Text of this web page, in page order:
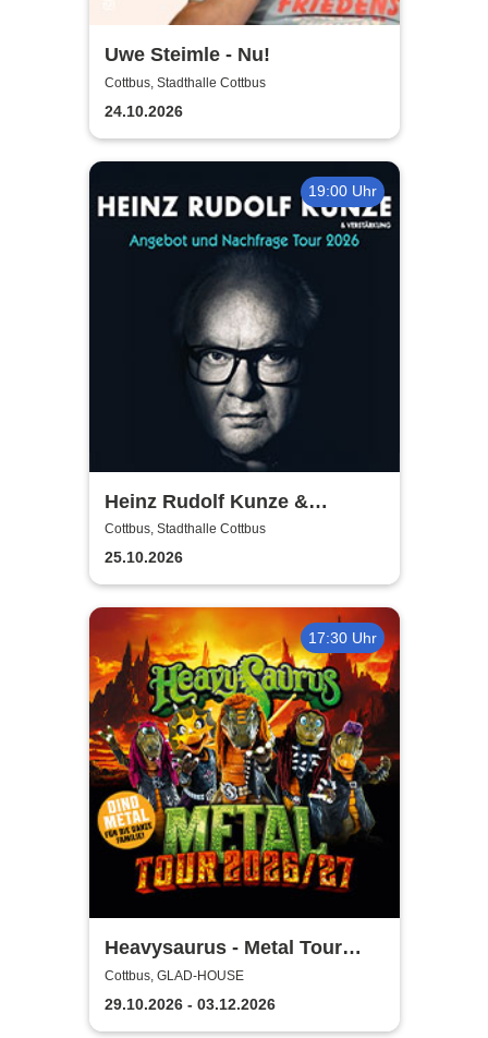
Uwe Steimle - Nu!
Cottbus, Stadthalle Cottbus
24.10.2026
19:00 Uhr
Heinz Rudolf Kunze &
Verstärkung - Angebot und
Nachfrage Tour
Cottbus, Stadthalle Cottbus
25.10.2026
17:30 Uhr
Heavysaurus - Metal Tour
2026/27
Cottbus, GLAD-HOUSE
29.10.2026 - 03.12.2026